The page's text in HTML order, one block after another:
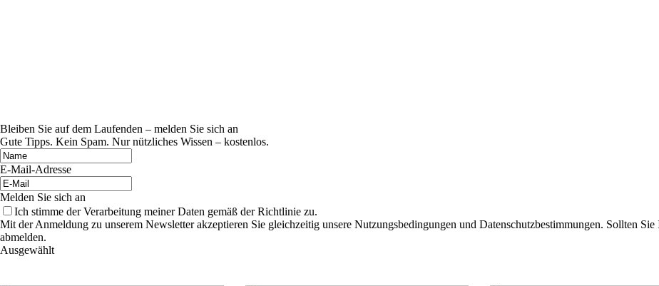
Bleiben Sie auf dem Laufenden – melden Sie sich an
Gute Tipps. Kein Spam. Nur nützliches Wissen – kostenlos.
E-Mail-Adresse
Melden Sie sich an
Ich stimme der Verarbeitung meiner Daten gemäß der Richtlinie zu.
Mit der Anmeldung zu unserem Newsletter akzeptieren Sie gleichzeitig unsere Nutzungsbedingungen und Datenschutzbestimmungen. Sollten
abmelden.
Ausgewählt